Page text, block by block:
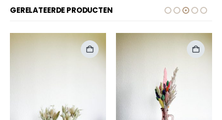
GERELATEERDE PRODUCTEN